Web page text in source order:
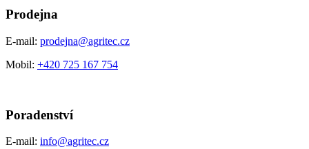
Prodejna
E-mail: prodejna@agritec.cz
Mobil: +420 725 167 754
Poradenství
E-mail: info@agritec.cz